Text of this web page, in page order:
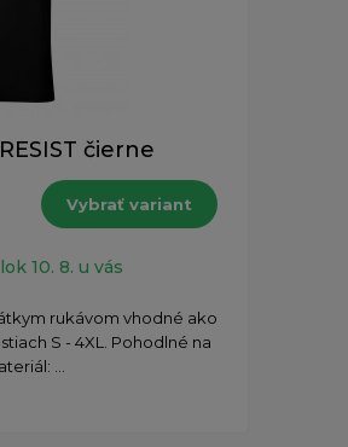
čierne
Vybrať variant
10. 8. u vás
rukávom vhodné ako
S - 4XL. Pohodlné na
...